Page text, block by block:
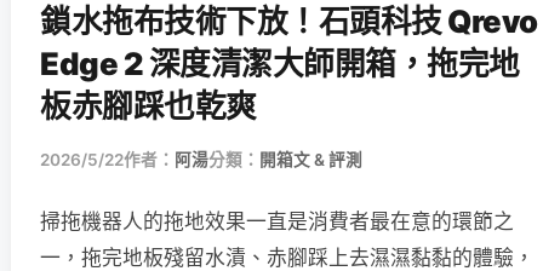
鎖水拖布技術下放！石頭科技 Qrevo
Edge 2 深度清潔大師開箱，拖完地
板赤腳踩也乾爽
2026/5/22作者： 阿湯分類： 開箱文 & 評測
掃拖機器人的拖地效果一直是消費者最在意的環節之
一，拖完地板殘留水漬、赤腳踩上去濕濕黏黏的體驗，